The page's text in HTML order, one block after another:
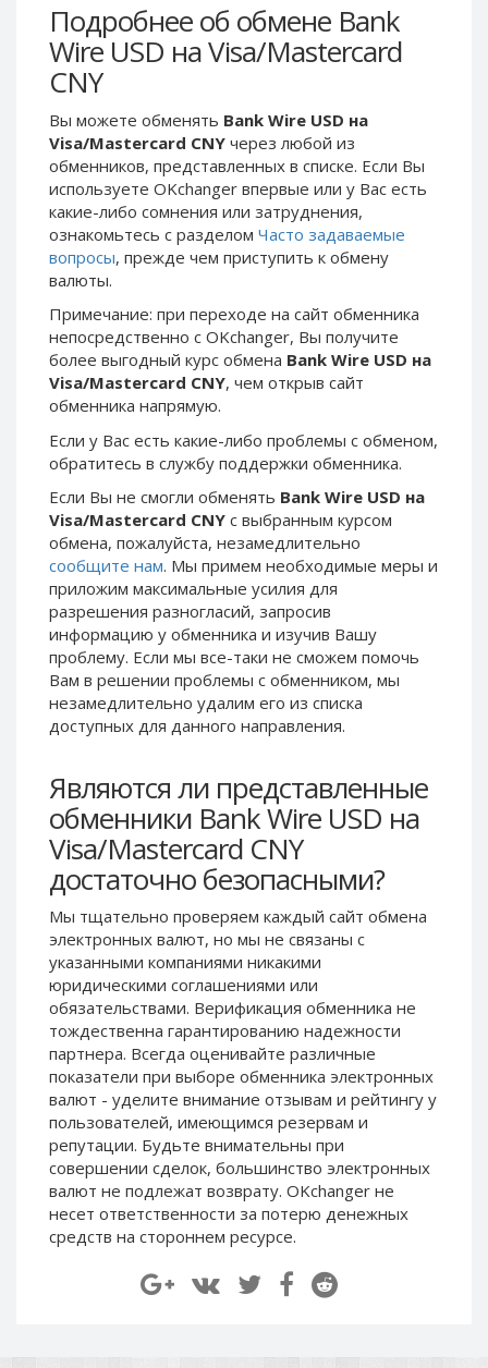
Подробнее об обмене Bank
Wire USD на Visa/Mastercard
CNY
Вы можете обменять Bank Wire USD на
Visa/Mastercard CNY через любой из
обменников, представленных в списке. Если Вы
используете OKchanger впервые или у Вас есть
какие-либо сомнения или затруднения,
ознакомьтесь с разделом Часто задаваемые
вопросы, прежде чем приступить к обмену
валюты.
Примечание: при переходе на сайт обменника
непосредственно c OKchanger, Вы получите
более выгодный курс обмена Bank Wire USD на
Visa/Mastercard CNY, чем открыв сайт
обменника напрямую.
Если у Вас есть какие-либо проблемы с обменом,
обратитесь в службу поддержки обменника.
Если Вы не смогли обменять Bank Wire USD на
Visa/Mastercard CNY с выбранным курсом
обмена, пожалуйста, незамедлительно
сообщите нам. Мы примем необходимые меры и
приложим максимальные усилия для
разрешения разногласий, запросив
информацию у обменника и изучив Вашу
проблему. Если мы все-таки не сможем помочь
Вам в решении проблемы c обменником, мы
незамедлительно удалим его из списка
доступных для данного направления.
Являются ли представленные
обменники Bank Wire USD на
Visa/Mastercard CNY
достаточно безопасными?
Мы тщательно проверяем каждый сайт обмена
электронных валют, но мы не связаны c
указанными компаниями никакими
юридическими соглашениями или
обязательствами. Верификация обменника не
тождественна гарантированию надежности
партнера. Всегда оценивайте различные
показатели при выборе обменника электронных
валют - уделите внимание отзывам и рейтингу у
пользователей, имеющимся резервам и
репутации. Будьте внимательны при
совершении сделок, большинство электронных
валют не подлежат возврату. OKchanger не
несет ответственности за потерю денежных
средств на стороннем ресурсе.
Skril EUR
Skril INR
Skril PLN
Skril GBP
Skril AUD
Skril NOK
Skril SEK
Paxum USD
Paxum EUR
Epay USD
Epay EUR
Phone Balance RUB
Phone Balance UAH
Phone Balance AMD
Neteller USD
Neteller EUR
Neteller INR
Neteller PLN
Neteller GBP
Neteller NOK
Neteller SEK
PaySera USD
PaySera EUR
AliPay CNY
UnionPay CNY
Paymer USD
Paymer RUB
Paymer UAH
Capitalist USD
Capitalist RUB
Capitalist EUR
Payoneer USD
Revolut Binance USD
(BUSD)
Revolut USD
Revolut GBP
Global24 UAH
Piastrix RUB
Skril EUR
Skril INR
Skril GBP
Skril AUD
Skril NOK
Skril SEK
Paxum USD
Epay USD
Epay EUR
Phone Balance RUB
Phone Balance AMD
Neteller INR
Neteller PLN
Neteller GBP
Neteller NOK
Neteller SEK
PaySera USD
PaySera EUR
AliPay CNY
UnionPay CNY
Paymer USD
Paymer UAH
Capitalist USD
Capitalist RUB
Capitalist EUR
Payoneer USD
Payoneer EUR
Revolut Binance USD
(BUSD)
Revolut USD
Revolut EUR
Revolut GBP
Piastrix RUB